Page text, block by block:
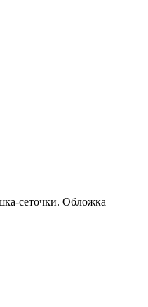
сеточки. Обложка